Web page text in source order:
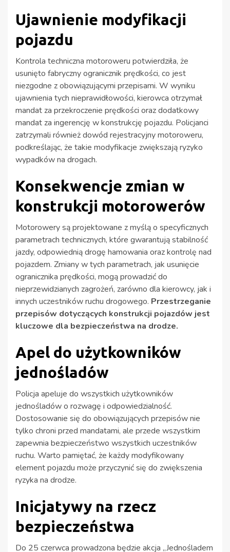
Ujawnienie modyfikacji
pojazdu
Kontrola techniczna motoroweru potwierdziła, że
usunięto fabryczny ogranicznik prędkości, co jest
niezgodne z obowiązującymi przepisami. W wyniku
ujawnienia tych nieprawidłowości, kierowca otrzymał
mandat za przekroczenie prędkości oraz dodatkowy
mandat za ingerencję w konstrukcję pojazdu. Policjanci
zatrzymali również dowód rejestracyjny motoroweru,
podkreślając, że takie modyfikacje zwiększają ryzyko
wypadków na drogach.
Konsekwencje zmian w
konstrukcji motorowerów
Motorowery są projektowane z myślą o specyficznych
parametrach technicznych, które gwarantują stabilność
jazdy, odpowiednią drogę hamowania oraz kontrolę nad
pojazdem. Zmiany w tych parametrach, jak usunięcie
ogranicznika prędkości, mogą prowadzić do
nieprzewidzianych zagrożeń, zarówno dla kierowcy, jak i
innych uczestników ruchu drogowego. Przestrzeganie
przepisów dotyczących konstrukcji pojazdów jest
kluczowe dla bezpieczeństwa na drodze.
Apel do użytkowników
jednośladów
Policja apeluje do wszystkich użytkowników
jednośladów o rozwagę i odpowiedzialność.
Dostosowanie się do obowiązujących przepisów nie
tylko chroni przed mandatami, ale przede wszystkim
zapewnia bezpieczeństwo wszystkich uczestników
ruchu. Warto pamiętać, że każdy modyfikowany
element pojazdu może przyczynić się do zwiększenia
ryzyka na drodze.
Inicjatywy na rzecz
bezpieczeństwa
Do 25 czerwca prowadzona będzie akcja „Jednośladem